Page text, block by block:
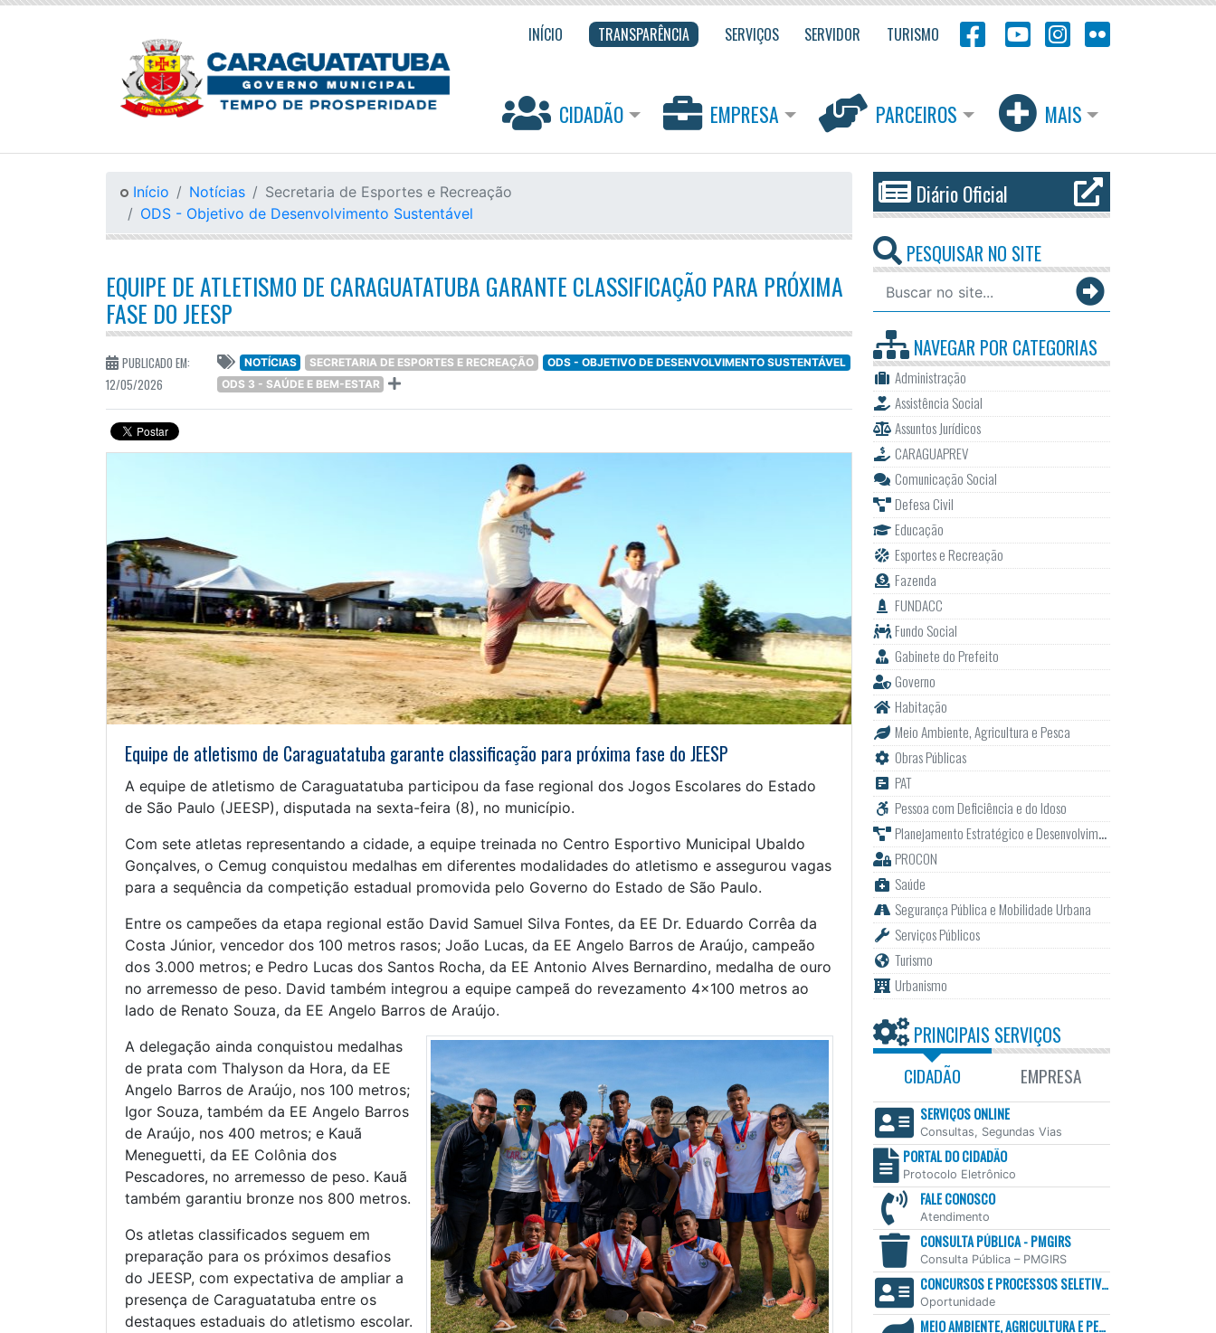
INÍCIO TRANSPARÊNCIA SERVIÇOS SERVIDOR TURISMO
CIDADÃO EMPRESA PARCEIROS MAIS
Início Notícias
Secretaria de Esportes e Recreação
ODS - Objetivo de Desenvolvimento Sustentável
EQUIPE DE ATLETISMO DE CARAGUATATUBA GARANTE CLASSIFICAÇÃO PARA PRÓXIMA
FASE DO JEESP
PUBLICADO EM:
12/05/2026
NOTÍCIAS SECRETARIA DE ESPORTES E RECREAÇÃO
ODS - OBJETIVO DE DESENVOLVIMENTO SUSTENTÁVEL
ODS 3 - SAÚDE E BEM-ESTAR
Equipe de atletismo de Caraguatatuba garante classificação para próxima fase do JEESP
A equipe de atletismo de Caraguatatuba participou da fase regional dos Jogos Escolares do Estado
de São Paulo (JEESP), disputada na sexta-feira (8), no município.
Com sete atletas representando a cidade, a equipe treinada no Centro Esportivo Municipal Ubaldo
Gonçalves, o Cemug conquistou medalhas em diferentes modalidades do atletismo e assegurou vagas
para a sequência da competição estadual promovida pelo Governo do Estado de São Paulo.
Entre os campeões da etapa regional estão David Samuel Silva Fontes, da EE Dr. Eduardo Corrêa da
Costa Júnior, vencedor dos 100 metros rasos; João Lucas, da EE Angelo Barros de Araújo, campeão
dos 3.000 metros; e Pedro Lucas dos Santos Rocha, da EE Antonio Alves Bernardino, medalha de ouro
no arremesso de peso. David também integrou a equipe campeã do revezamento 4×100 metros ao
lado de Renato Souza, da EE Angelo Barros de Araújo.
A delegação ainda conquistou medalhas
de prata com Thalyson da Hora, da EE
Angelo Barros de Araújo, nos 100 metros;
Igor Souza, também da EE Angelo Barros
de Araújo, nos 400 metros; e Kauã
Meneguetti, da EE Colônia dos
Pescadores, no arremesso de peso. Kauã
também garantiu bronze nos 800 metros.
Os atletas classificados seguem em
preparação para os próximos desafios
do JEESP, com expectativa de ampliar a
presença de Caraguatatuba entre os
destaques estaduais do atletismo escolar.
Diário Oficial
PESQUISAR NO SITE
NAVEGAR PORCATEGORIAS
Administração
Assistência Social
Assuntos Jurídicos
CARAGUAPREV
Comunicação Social
Defesa Civil
Educação
Esportes e Recreação
Fazenda
FUNDACC
Fundo Social
Gabinete do Prefeito
Governo
Habitação
Meio Ambiente, Agricultura e Pesca
Obras Públicas
PAT
Pessoa com Deficiência e do Idoso
Planejamento Estratégico e Desenvolvimento
PROCON
Saúde
Segurança Pública e Mobilidade Urbana
Serviços Públicos
Turismo
Urbanismo
PRINCIPAIS SERVIÇOS
CIDADÃO EMPRESA
SERVIÇOS ONLINE
Consultas, Segundas Vias
PORTAL DO CIDADÃO
Protocolo Eletrônico
FALE CONOSCO
Atendimento
CONSULTA PÚBLICA - PMGIRS
Consulta Pública – PMGIRS
CONCURSOS E PROCESSOS SELETIVOS
Oportunidade
MEIO AMBIENTE, AGRICULTURA E PESCA